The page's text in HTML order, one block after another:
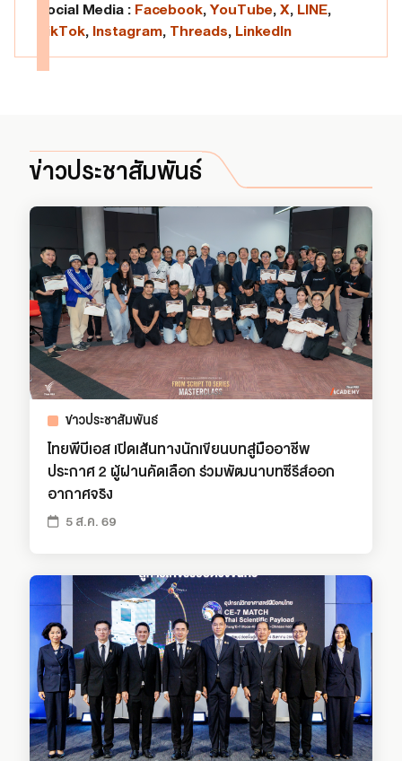
Social Media : Facebook, YouTube, X, LINE,
TikTok, Instagram, Threads, LinkedIn
ข่าวประชาสัมพันธ์
ข่าวประชาสัมพันธ์
ไทยพีบีเอส เปิดเส้นทางนักเขียนบทสู่มืออาชีพ
ประกาศ 2 ผู้ผ่านคัดเลือก ร่วมพัฒนาบทซีรีส์ออก
อากาศจริง
5 ส.ค. 69